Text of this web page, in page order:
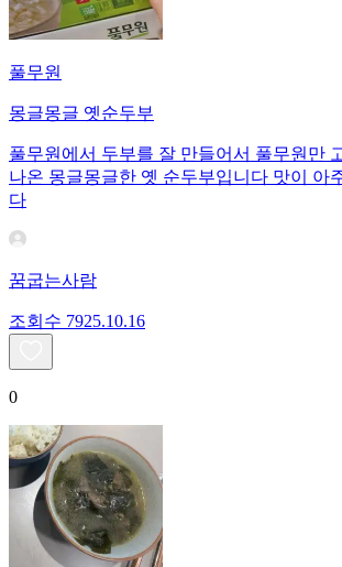
풀무원
몽글몽글 옛순두부
풀무원에서 두부를 잘 만들어서 풀무원만
나온 몽글몽글한 옛 순두부입니다 맛이 아
다
꿈굽는사람
조회수 7925.10.16
0